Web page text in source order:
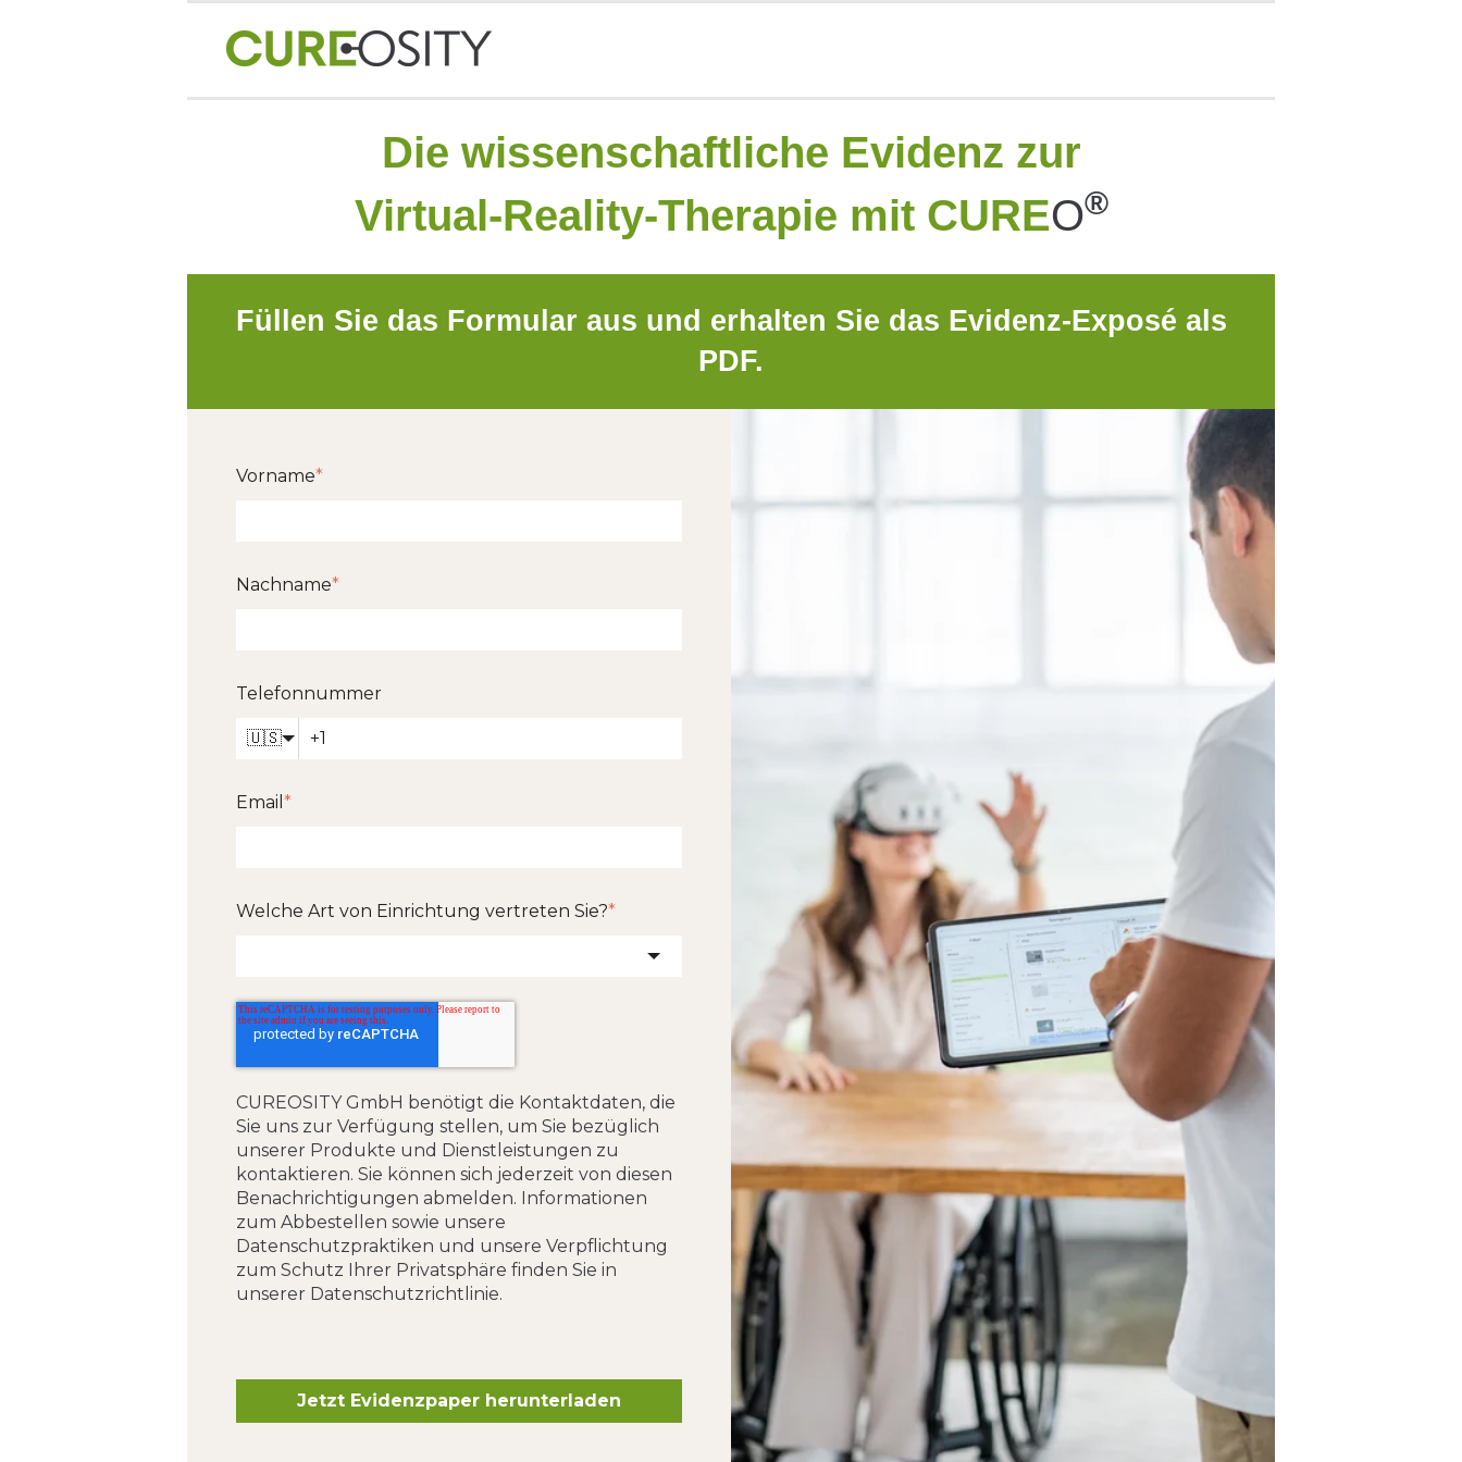
Die wissenschaftliche Evidenz zur
Virtual-Reality-Therapie mit CUREO®
Füllen Sie das Formular aus und erhalten Sie das Evidenz-Exposé als
PDF.
Vorname*
Nachname*
Telefonnummer
🇺🇸
Email *
Welche Art von Einrichtung vertreten Sie?*
CUREOSITY GmbH benötigt die Kontaktdaten, die
Sie uns zur Verfügung stellen, um Sie bezüglich
unserer Produkte und Dienstleistungen zu
kontaktieren. Sie können sich jederzeit von diesen
Benachrichtigungen abmelden. Informationen
zum Abbestellen sowie unsere
Datenschutzpraktiken und unsere Verpflichtung
zum Schutz Ihrer Privatsphäre finden Sie in
unserer Datenschutzrichtlinie.
Jetzt Evidenzpaper herunterladen